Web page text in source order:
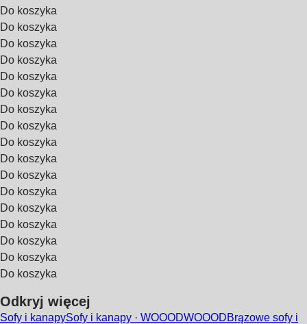
Do koszyka
Do koszyka
Do koszyka
Do koszyka
Do koszyka
Do koszyka
Do koszyka
Do koszyka
Do koszyka
Do koszyka
Do koszyka
Do koszyka
Do koszyka
Do koszyka
Do koszyka
Do koszyka
Do koszyka
Odkryj więcej
Sofy i kanapySofy i kanapy · WOOODWOOODBrązowe sofy i